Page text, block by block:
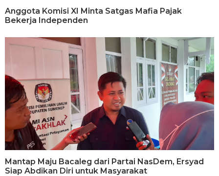
Anggota Komisi XI Minta Satgas Mafia Pajak
Bekerja Independen
Mantap Maju Bacaleg dari Partai NasDem, Ersyad
Siap Abdikan Diri untuk Masyarakat